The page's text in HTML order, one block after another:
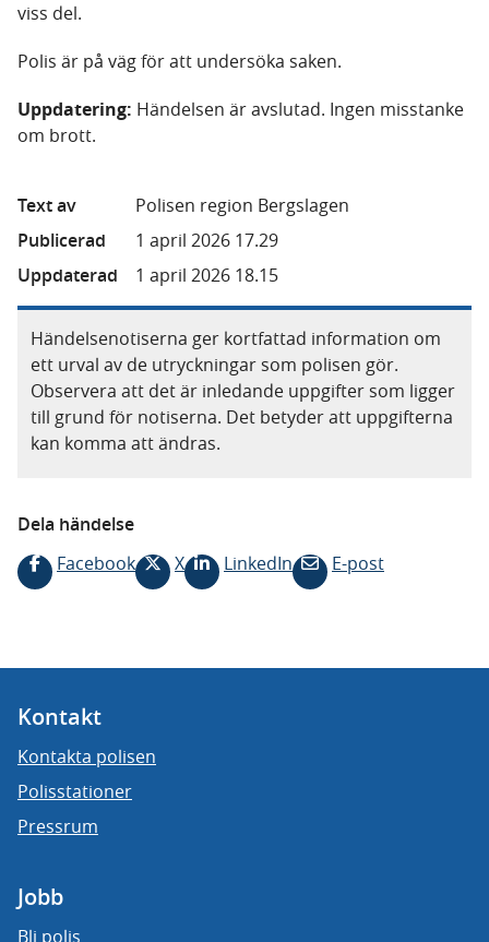
viss del.
Polis är på väg för att undersöka saken.
Uppdatering: Händelsen är avslutad. Ingen misstanke
om brott.
Text av
Polisen region Bergslagen
Publicerad
1 april 2026 17.29
Uppdaterad
1 april 2026 18.15
Händelsenotiserna ger kortfattad information om
ett urval av de utryckningar som polisen gör.
Observera att det är inledande uppgifter som ligger
till grund för notiserna. Det betyder att uppgifterna
kan komma att ändras.
Dela händelse
Facebook
X LinkedIn E-post
Kontakt
Kontakta polisen
Polisstationer
Pressrum
Jobb
Bli polis